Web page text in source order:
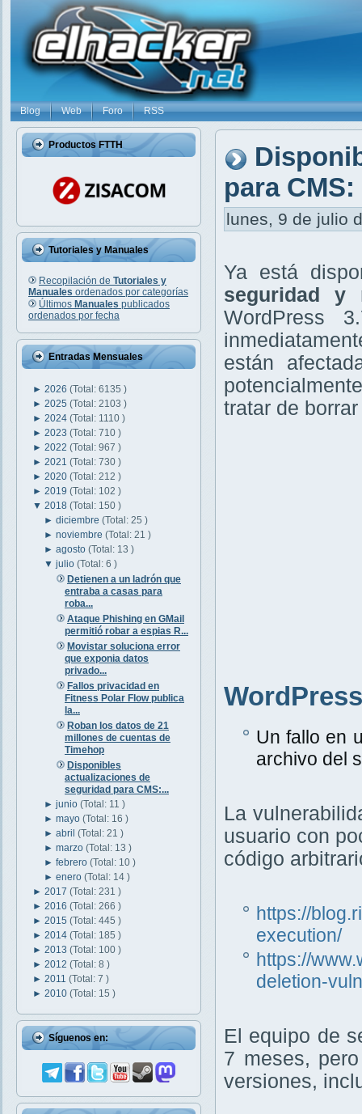
Blog Web Foro RSS
Productos FTTH
Tutoriales y Manuales
Recopilación de Tutoriales y
Manuales ordenados por categorías
Últimos Manuales publicados
ordenados por fecha
Entradas Mensuales
► 2026 (Total: 6135 )
► 2025 (Total: 2103 )
► 2024 (Total: 1110 )
► 2023 (Total: 710 )
► 2022 (Total: 967 )
► 2021 (Total: 730 )
► 2020 (Total: 212 )
► 2019 (Total: 102 )
▼ 2018 (Total: 150 )
►diciembre(Total: 25 )
►noviembre(Total: 21 )
►agosto(Total: 13 )
▼julio(Total: 6 )
Detienen a un ladrón que
entraba a casas para
roba...
Ataque Phishing en GMail
permitió robar a espias R...
Movistar soluciona error
que exponia datos
privado...
Fallos privacidad en
Fitness Polar Flow publica
la...
Roban los datos de 21
millones de cuentas de
Timehop
Disponibles
actualizaciones de
seguridad para CMS:...
►junio(Total: 11 )
►mayo(Total: 16 )
►abril(Total: 21 )
►marzo(Total: 13 )
►febrero(Total: 10 )
►enero(Total: 14 )
► 2017 (Total: 231 )
► 2016 (Total: 266 )
► 2015 (Total: 445 )
► 2014 (Total: 185 )
► 2013 (Total: 100 )
► 2012 (Total: 8 )
► 2011 (Total: 7 )
► 2010 (Total: 15 )
Síguenos en:
para
lunes, 9 de julio
Ya está
seguridad y
WordPress
están
tratar de
Un fallo en
archivo del
La
usuario con
código
https://
execution/
https://
deletion-
El equipo de
7 meses,
versiones,